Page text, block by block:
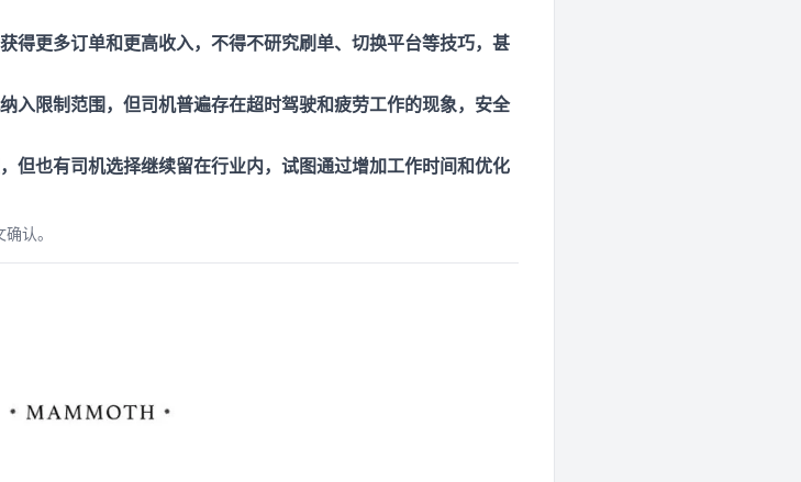
得更多订单和更高收入，不得不研究刷单、切换平台等技巧，甚
入限制范围，但司机普遍存在超时驾驶和疲劳工作的现象，安全
但也有司机选择继续留在行业内，试图通过增加工作时间和优化
认。